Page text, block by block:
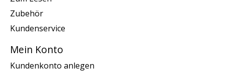
Zubehör
Kundenservice
Mein Konto
Kundenkonto anlegen